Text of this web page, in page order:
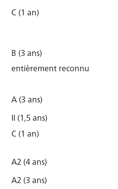
C (1 an)
B (3 ans)
entièrement reconnu
A (3 ans)
II (1,5 ans)
C (1 an)
A2 (4 ans)
A2 (3 ans)